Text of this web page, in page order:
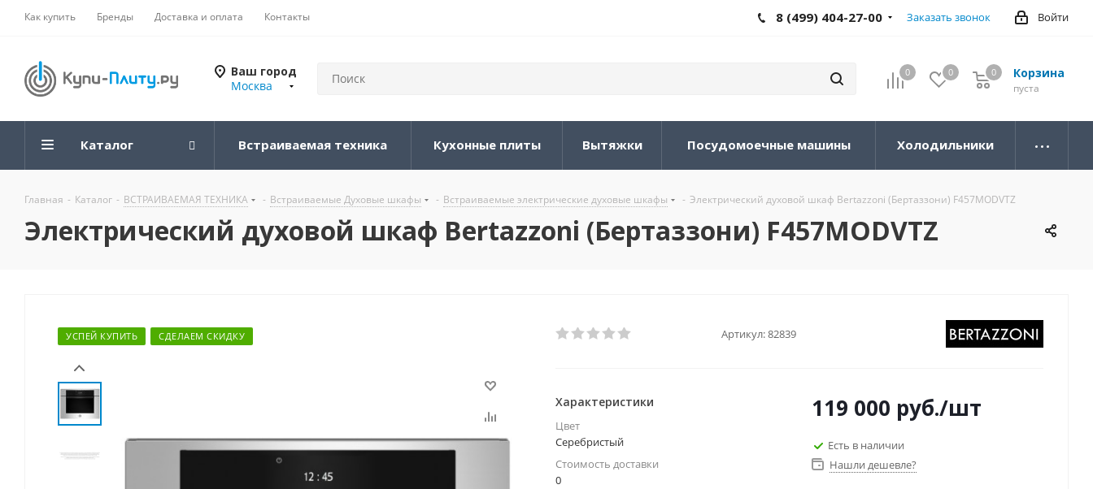
Как купить Бренды Доставка и оплата Контакты Войти
8 (499) 404-27-00 Заказать звонок
Ваш город
Москва
0 0 Корзина
0
пуста
0
Каталог Встраиваемая техника Кухонные плиты Вытяжки Посудомоечные машины Холодильники
Главная - Каталог - ВСТРАИВАЕМАЯ ТЕХНИКА - Встраиваемые Духовые шкафы - Встраиваемые электрические духовые шкафы - Электрический духовой шкаф Bertazzoni (Бертаззони) F457MODVTZ
Электрический духовой шкаф Bertazzoni (Бертаззони) F457MODVTZ
УСПЕЙ КУПИТЬ СДЕЛАЕМ СКИДКУ Артикул:82839
Характеристики
Цвет
Серебристый
Стоимость доставки
0
119 000 руб./шт
Есть в наличии
Нашли дешевле?